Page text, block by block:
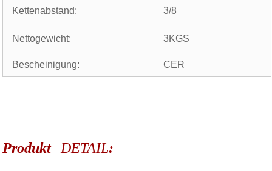
Kettenabstand: 3/8
Nettogewicht: 3KGS
Bescheinigung: CER
Produkt DETAIL: